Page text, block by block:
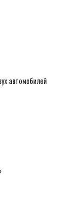
автомобилей